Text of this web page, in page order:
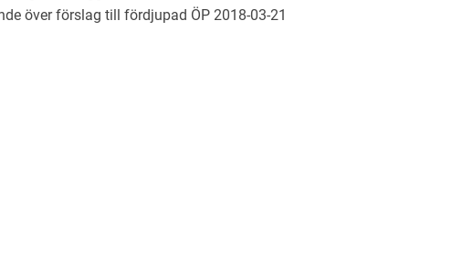
över förslag till fördjupad ÖP 2018-03-21